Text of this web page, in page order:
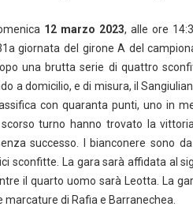
12 marzo 2023, alle ore
giornata del girone A del
una brutta serie di quattro
a domicilio, e di misura, il
con quaranta punti, uno in
scorso turno hanno trovato la
successo. I bianconere sono
sconfitte. La gara sarà affidata al
il quarto uomo sarà Leotta. La
marcature di Rafia e Barranechea.